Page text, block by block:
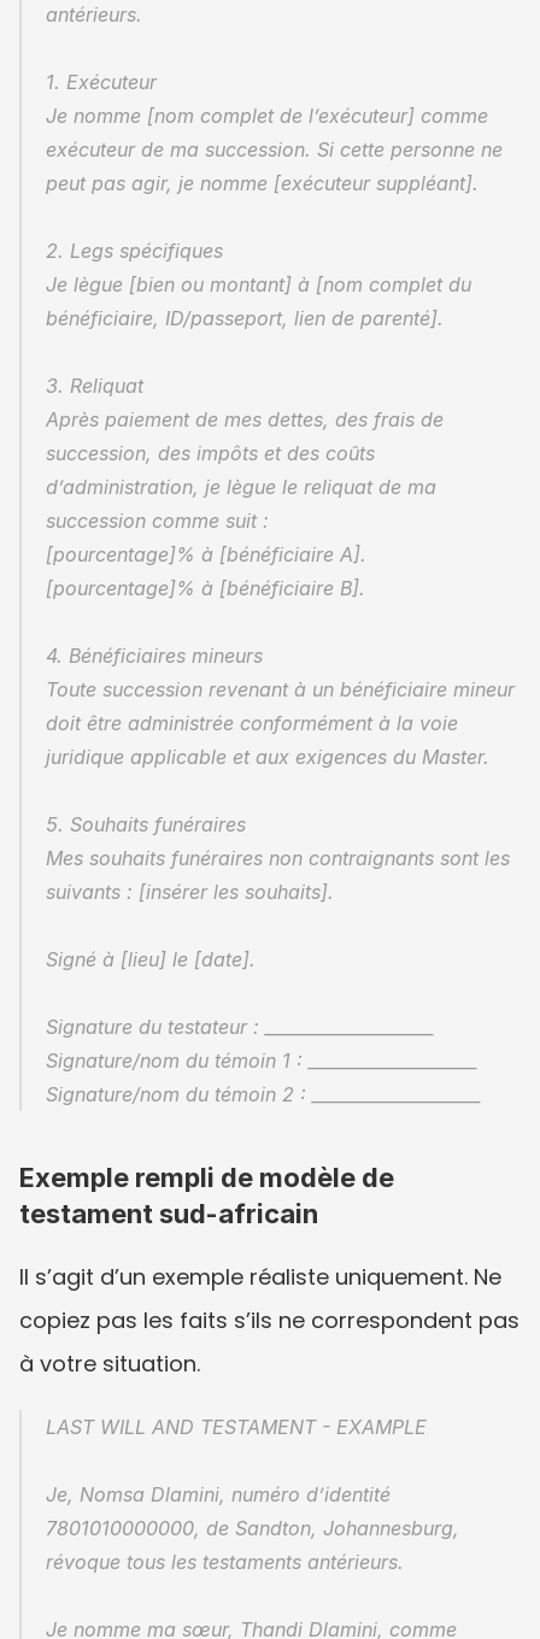
antérieurs.
1. Exécuteur
Je nomme [nom complet de l’exécuteur] comme
exécuteur de ma succession. Si cette personne ne
peut pas agir, je nomme [exécuteur suppléant].
2. Legs spécifiques
Je lègue [bien ou montant] à [nom complet du
bénéficiaire, ID/passeport, lien de parenté].
3. Reliquat
Après paiement de mes dettes, des frais de
succession, des impôts et des coûts
d’administration, je lègue le reliquat de ma
succession comme suit :
[pourcentage]% à [bénéficiaire A].
[pourcentage]% à [bénéficiaire B].
4. Bénéficiaires mineurs
Toute succession revenant à un bénéficiaire mineur
doit être administrée conformément à la voie
juridique applicable et aux exigences du Master.
5. Souhaits funéraires
Mes souhaits funéraires non contraignants sont les
suivants : [insérer les souhaits].
Signé à [lieu] le [date].
Signature du testateur : ____________________
Signature/nom du témoin 1 : ____________________
Signature/nom du témoin 2 : ____________________
Exemple rempli de modèle de
testament sud-africain
Il s’agit d’un exemple réaliste uniquement. Ne
copiez pas les faits s’ils ne correspondent pas
à votre situation.
LAST WILL AND TESTAMENT - EXAMPLE
Je, Nomsa Dlamini, numéro d’identité
7801010000000, de Sandton, Johannesburg,
révoque tous les testaments antérieurs.
Je nomme ma sœur, Thandi Dlamini, comme